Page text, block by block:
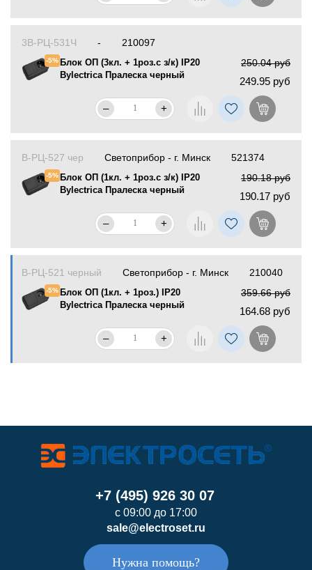
210097
3В-РЦ-531Ч
-5% Блок ОП (3кл. + 1роз.с з/к) IP20
Bylectrica Пралеска черный
250.04 руб
249.95 руб
-
– +
521374
В-РЦ-527 чер
-5% Блок ОП (1кл. + 1роз.с з/к) IP20
Bylectrica Пралеска черный
190.18 руб
190.17 руб
Светоприбор - г. Минск
– +
210040
В-РЦ-521 черный
-5% Блок ОП (1кл. + 1роз.) IP20
Bylectrica Пралеска черный
359.66 руб
164.68 руб
Светоприбор - г. Минск
– +
+7 (495) 926 30 07
с 09:00 до 17:00
sale@electroset.ru
Нужна помощь?